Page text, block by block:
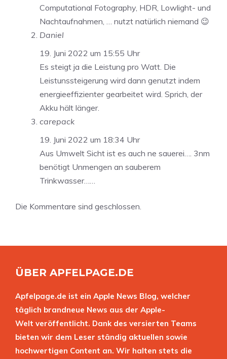
Computational Fotography, HDR, Lowlight- und
Nachtaufnahmen, … nutzt natürlich niemand 😉
Daniel
19. Juni 2022 um 15:55 Uhr
Es steigt ja die Leistung pro Watt. Die
Leistunssteigerung wird dann genutzt indem
energieeffizienter gearbeitet wird. Sprich, der
Akku hält länger.
carepack
19. Juni 2022 um 18:34 Uhr
Aus Umwelt Sicht ist es auch ne sauerei…. 3nm
benötigt Unmengen an sauberem
Trinkwasser……
Die Kommentare sind geschlossen.
ÜBER APFELPAGE.DE
Apfelpage.de ist ein Apple News Blog, welcher
täglich brandneue News aus der Apple-
Welt veröffentlicht. Dank des versierten Teams
bieten wir dem Leser ständig aktuellen sowie
hochwertigen Content an. Wir halten stets die